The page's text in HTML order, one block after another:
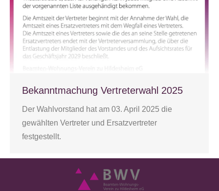
Bekanntmachung Vertreterwahl 2025
Der Wahl­vor­stand hat am 03. April 2025 die
gewähl­ten Ver­tre­ter und Ersatz­ver­tre­ter
festgestellt.